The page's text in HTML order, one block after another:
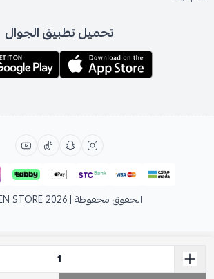
تحميل تطبيق الجوال
الحقوق محفوظة | 2026 STORE